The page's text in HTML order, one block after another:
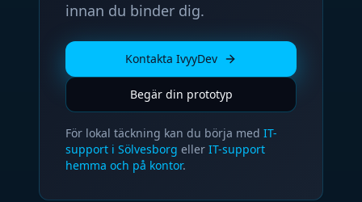
innan du binder dig.
Kontakta IvyyDev
Begär din prototyp
För lokal täckning kan du börja med IT-
support i Sölvesborg eller IT-support
hemma och på kontor.